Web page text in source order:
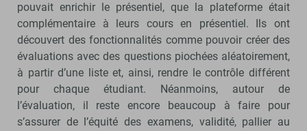
pouvait enrichir le présentiel, que la plateforme était
complémentaire à leurs cours en présentiel. Ils ont
découvert des fonctionnalités comme pouvoir créer des
évaluations avec des questions piochées aléatoirement,
à partir d’une liste et, ainsi, rendre le contrôle différent
pour chaque étudiant. Néanmoins, autour de
l’évaluation, il reste encore beaucoup à faire pour
s’assurer de l’équité des examens, validité, pallier au